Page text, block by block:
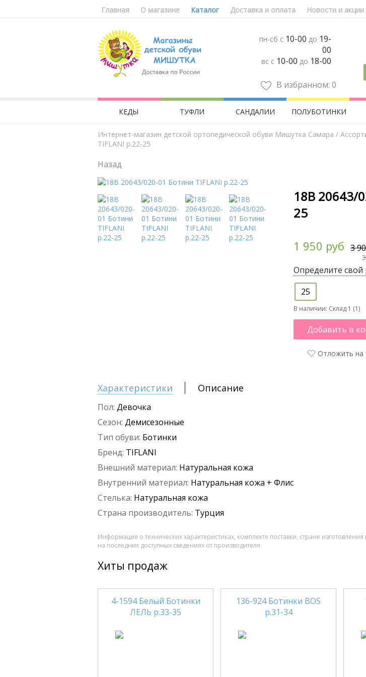
Главная О магазине Каталог Доставка и оплата Новости и акции
пн-сб с 10-00 до 19-
00
вс с 10-00 до 18-00
В избранном: 0
КЕДЫ ТУФЛИ САНДАЛИИ ПОЛУБОТИНКИ
Интернет-магазин детской ортопедической обуви Мишутка Самара /
TIFLANI р.22-25
Назад
18В 20643/
25
1 950 руб 3
Определите свой
25
В наличии: Склад 1 (1)
Добавить в
Отложить на
Характеристики Описание
Пол: Девочка
Сезон: Демисезонные
Тип обуви: Ботинки
Бренд: TIFLANI
Внешний материал: Натуральная кожа
Внутренний материал: Натуральная кожа + Флис
Стелька: Натуральная кожа
Страна производитель: Турция
Информация о технических характеристиках, комплекте поставки, стране
на последних доступных сведениях от производителя
Хиты продаж
4-1594 Белый Ботинки
ЛЕЛЬ р.33-35
136-924 Ботинки BOS
р.31-34